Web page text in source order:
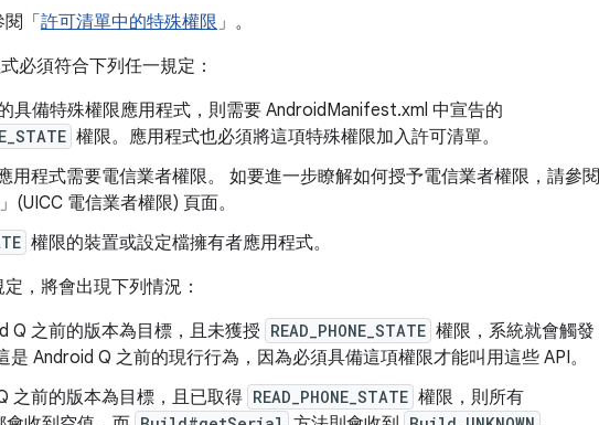
「 許可清單中的特殊權限」。
必須符合下列任一規定：
具備特殊權限應用程式，則需要 AndroidManifest.xml 中宣告的
權限。應用程式也必須將這項特殊權限加入許可清單。
用程式需要電信業者權限。 如要進一步瞭解如何授予電信業者權限，請參閱
(UICC 電信業者權限) 頁面。
權限的裝置或設定檔擁有者應用程式。
，將會出現下列情況：
Q 之前的版本為目標，且未獲授 READ_PHONE_STATE 權限，系統就會觸發
是 Android Q 之前的現行行為，因為必須具備這項權限才能叫用這些 API。
之前的版本為目標，且已取得 READ_PHONE_STATE 權限，則所有